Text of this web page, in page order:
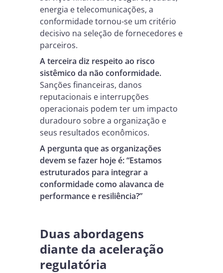
energia e telecomunicações, a
conformidade tornou-se um critério
decisivo na seleção de fornecedores e
parceiros.
A terceira diz respeito ao risco
sistêmico da não conformidade.
Sanções financeiras, danos
reputacionais e interrupções
operacionais podem ter um impacto
duradouro sobre a organização e
seus resultados econômicos.
A pergunta que as organizações
devem se fazer hoje é: “Estamos
estruturados para integrar a
conformidade como alavanca de
performance e resiliência?”
Duas abordagens
diante da aceleração
regulatória